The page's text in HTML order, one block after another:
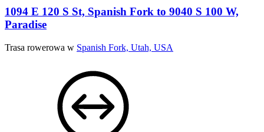
1094 E 120 S St, Spanish Fork to 9040 S 100 W,
Paradise
Trasa rowerowa w Spanish Fork, Utah, USA